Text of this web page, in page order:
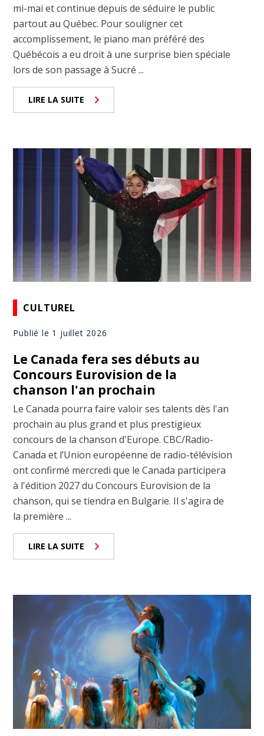
mi-mai et continue depuis de séduire le public
partout au Québec. Pour souligner cet
accomplissement, le piano man préféré des
Québécois a eu droit à une surprise bien spéciale
lors de son passage à Sucré ...
LIRE LA SUITE
CULTUREL
Publié le 1 juillet 2026
Le Canada fera ses débuts au
Concours Eurovision de la
chanson l'an prochain
Le Canada pourra faire valoir ses talents dès l'an
prochain au plus grand et plus prestigieux
concours de la chanson d'Europe. CBC/Radio-
Canada et l’Union européenne de radio-télévision
ont confirmé mercredi que le Canada participera
à l'édition 2027 du Concours Eurovision de la
chanson, qui se tiendra en Bulgarie. Il s'agira de
la première ...
LIRE LA SUITE